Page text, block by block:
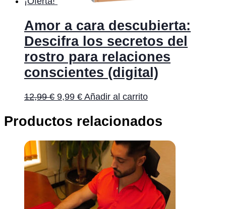
Amor a cara descubierta:
Descifra los secretos del
rostro para relaciones
conscientes (digital)
12,99€ 9,99 € Añadir al carrito
Productos relacionados